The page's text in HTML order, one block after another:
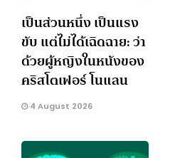
เป็นส่วนหนึ่ง เป็นแรง
ขับ แต่ไม่ได้เฉิดฉาย: ว่า
ด้วยผู้หญิงในหนังของ
คริสโตเฟอร์ โนแลน
4 August 2026